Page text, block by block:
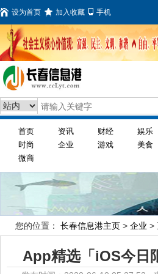
设为首页 加入收藏 手机
首页 资讯 财经 娱乐
时尚
企业 游戏 美食
微商
您的位置： 长春信息港主页 > 企业 >
App精选「iOS今日